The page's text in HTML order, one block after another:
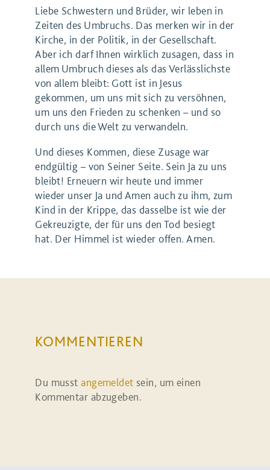
Liebe Schwestern und Brüder, wir leben in
Zeiten des Umbruchs. Das merken wir in der
Kirche, in der Politik, in der Gesellschaft.
Aber ich darf Ihnen wirklich zusagen, dass in
allem Umbruch dieses als das Verlässlichste
von allem bleibt: Gott ist in Jesus
gekommen, um uns mit sich zu versöhnen,
um uns den Frieden zu schenken – und so
durch uns die Welt zu verwandeln.
Und dieses Kommen, diese Zusage war
endgültig – von Seiner Seite. Sein Ja zu uns
bleibt! Erneuern wir heute und immer
wieder unser Ja und Amen auch zu ihm, zum
Kind in der Krippe, das dasselbe ist wie der
Gekreuzigte, der für uns den Tod besiegt
hat. Der Himmel ist wieder offen. Amen.
KOMMENTIEREN
Du musstangemeldet sein, um einen
Kommentar abzugeben.